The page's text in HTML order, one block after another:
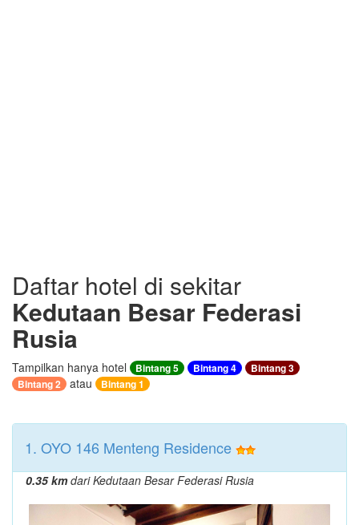
Daftar hotel di sekitar
Kedutaan Besar Federasi
Rusia
Tampilkan hanya hotel Bintang 5 Bintang 4
Bintang 3
Bintang 2
atau Bintang 1
1. OYO 146 Menteng Residence
0.35 kmdari Kedutaan Besar Federasi Rusia